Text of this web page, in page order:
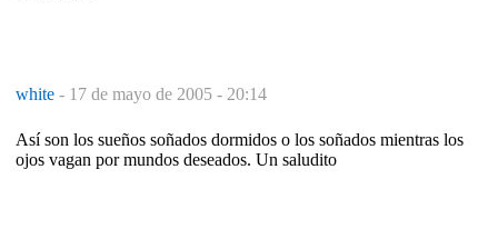
white - 17 de mayo de 2005 - 20:14
Así son los sueños soñados dormidos o los soñados mientras los
ojos vagan por mundos deseados. Un saludito